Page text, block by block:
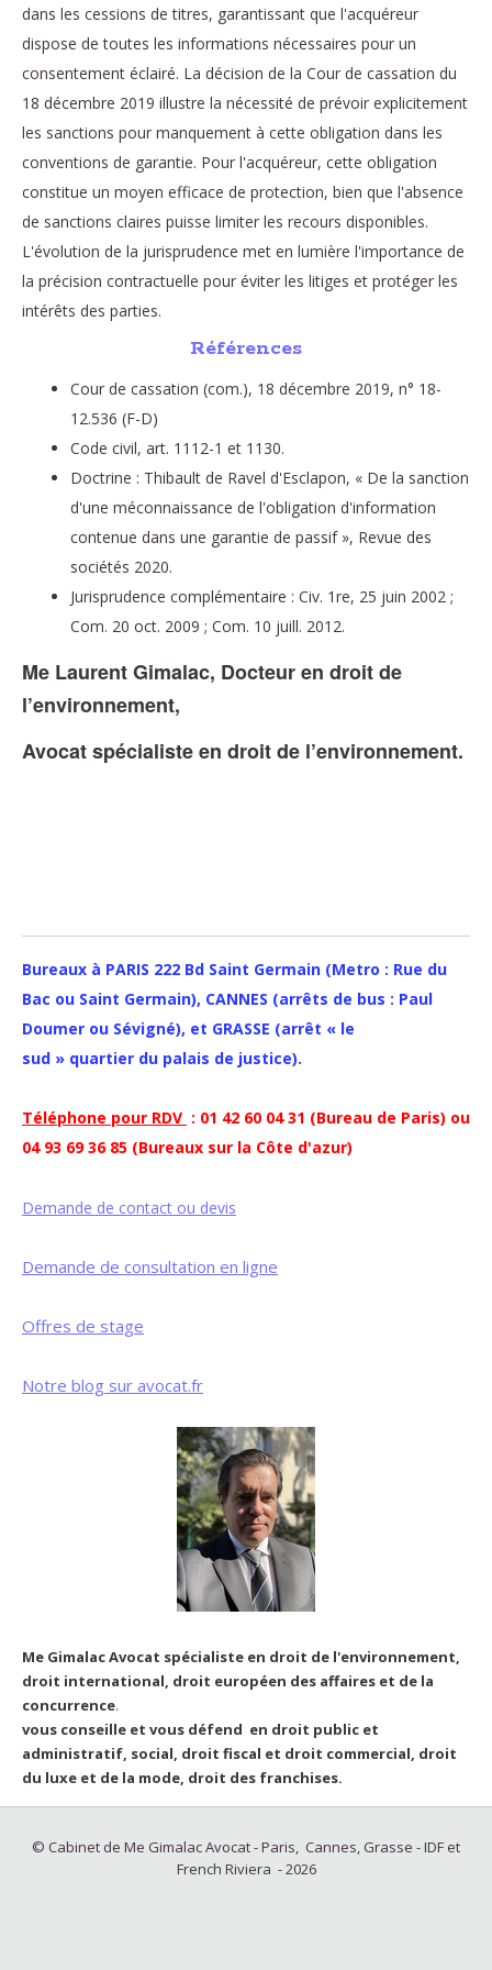
dans les cessions de titres, garantissant que l'acquéreur
dispose de toutes les informations nécessaires pour un
consentement éclairé. La décision de la Cour de cassation du
18 décembre 2019 illustre la nécessité de prévoir explicitement
les sanctions pour manquement à cette obligation dans les
conventions de garantie. Pour l'acquéreur, cette obligation
constitue un moyen efficace de protection, bien que l'absence
de sanctions claires puisse limiter les recours disponibles.
L'évolution de la jurisprudence met en lumière l'importance de
la précision contractuelle pour éviter les litiges et protéger les
intérêts des parties.
Références
Cour de cassation (com.), 18 décembre 2019, n° 18-
12.536 (F-D)
Code civil, art. 1112-1 et 1130.
Doctrine : Thibault de Ravel d'Esclapon, « De la sanction
d'une méconnaissance de l'obligation d'information
contenue dans une garantie de passif », Revue des
sociétés 2020.
Jurisprudence complémentaire : Civ. 1re, 25 juin 2002 ;
Com. 20 oct. 2009 ; Com. 10 juill. 2012.
Me Laurent Gimalac, Docteur en droit de
l’environnement,
Avocat spécialiste en droit de l’environnement.
Bureaux à PARIS 222 Bd Saint Germain (Metro : Rue du
Bac ou Saint Germain), CANNES (arrêts de bus : Paul
Doumer ou Sévigné), et GRASSE (arrêt « le
sud » quartier du palais de justice).
Téléphone pour RDV : 01 42 60 04 31 (Bureau de Paris) ou
04 93 69 36 85 (Bureaux sur la Côte d'azur)
Demande de contact ou devis
Demande de consultation en ligne
Offres de stage
Notre blog sur avocat.fr
Me Gimalac Avocat spécialiste en droit de l'environnement,
droit international, droit européen des affaires et de la
concurrence.
vous conseille et vous défend en droit public et
administratif, social, droit fiscal et droit commercial, droit
du luxe et de la mode, droit des franchises.
© Cabinet de Me Gimalac Avocat - Paris, Cannes, Grasse - IDF et
French Riviera - 2026